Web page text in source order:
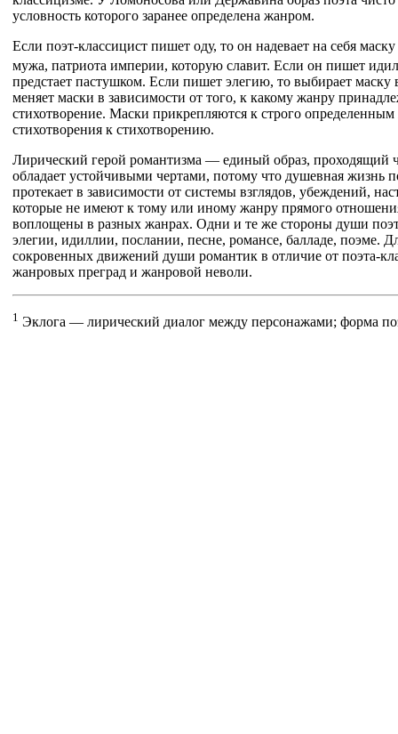
условность которого заранее определена жанром.
Если поэт-классицист пишет оду, то он надевает на себя маску
мужа, патриота империи, которую славит. Если он пишет
предстает пастушком. Если пишет элегию, то выбирает
меняет маски в зависимости от того, к какому жанру
стихотворение. Маски прикрепляются к строго
стихотворения к стихотворению.
Лирический герой романтизма — единый образ, проходящий
обладает устойчивыми чертами, потому что душевная жизнь
протекает в зависимости от системы взглядов, убеждений,
которые не имеют к тому или иному жанру прямого
воплощены в разных жанрах. Одни и те же стороны души
элегии, идиллии, послании, песне, романсе, балладе, поэме.
сокровенных движений души романтик в отличие от поэта-
жанровых преград и жанровой неволи.
1 Эклога — лирический диалог между персонажами; форма